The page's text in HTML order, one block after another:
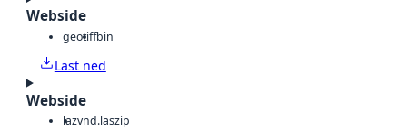
Webside
geotiffbin
Last ned
Webside
lazvnd.laszip